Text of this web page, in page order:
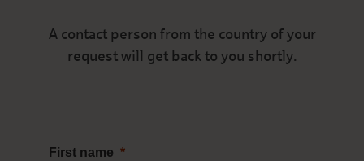
A contact person from the country of your
request will get back to you shortly.
First name